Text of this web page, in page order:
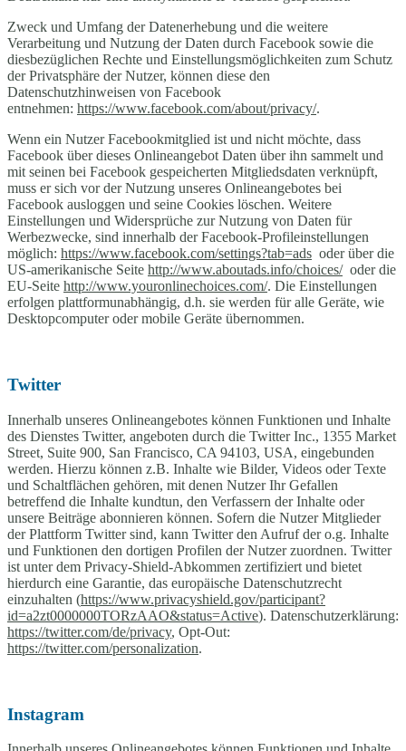
Zweck und Umfang der Datenerhebung und die weitere
Verarbeitung und Nutzung der Daten durch Facebook sowie die
diesbezüglichen Rechte und Einstellungsmöglichkeiten zum Schutz
der Privatsphäre der Nutzer, können diese den
Datenschutzhinweisen von Facebook
entnehmen: https://www.facebook.com/about/privacy/.
Wenn ein Nutzer Facebookmitglied ist und nicht möchte, dass
Facebook über dieses Onlineangebot Daten über ihn sammelt und
mit seinen bei Facebook gespeicherten Mitgliedsdaten verknüpft,
muss er sich vor der Nutzung unseres Onlineangebotes bei
Facebook ausloggen und seine Cookies löschen. Weitere
Einstellungen und Widersprüche zur Nutzung von Daten für
Werbezwecke, sind innerhalb der Facebook-Profileinstellungen
möglich: https://www.facebook.com/settings?tab=ads oder über die
US-amerikanische Seite http://www.aboutads.info/choices/oder die
EU-Seite http://www.youronlinechoices.com/. Die Einstellungen
erfolgen plattformunabhängig, d.h. sie werden für alle Geräte, wie
Desktopcomputer oder mobile Geräte übernommen.
Twitter
Innerhalb unseres Onlineangebotes können Funktionen und Inhalte
des Dienstes Twitter, angeboten durch die Twitter Inc., 1355 Market
Street, Suite 900, San Francisco, CA 94103, USA, eingebunden
werden. Hierzu können z.B. Inhalte wie Bilder, Videos oder Texte
und Schaltflächen gehören, mit denen Nutzer Ihr Gefallen
betreffend die Inhalte kundtun, den Verfassern der Inhalte oder
unsere Beiträge abonnieren können. Sofern die Nutzer Mitglieder
der Plattform Twitter sind, kann Twitter den Aufruf der o.g. Inhalte
und Funktionen den dortigen Profilen der Nutzer zuordnen. Twitter
ist unter dem Privacy-Shield-Abkommen zertifiziert und bietet
hierdurch eine Garantie, das europäische Datenschutzrecht
einzuhalten (https://www.privacyshield.gov/participant?
id=a2zt0000000TORzAAO&status=Active). Datenschutzerklärung:
https://twitter.com/de/privacy, Opt-Out:
https://twitter.com/personalization.
Instagram